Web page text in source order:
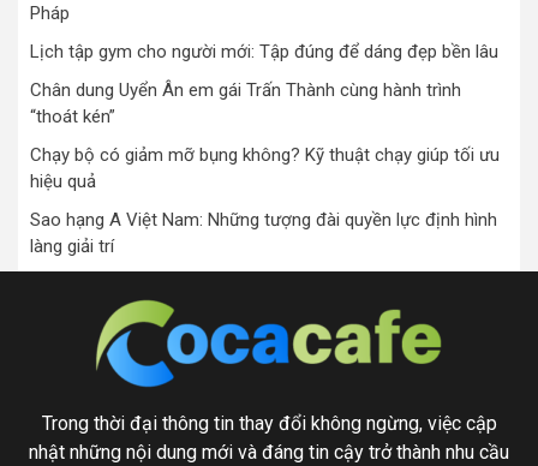
Pháp
Lịch tập gym cho người mới: Tập đúng để dáng đẹp bền lâu
Chân dung Uyển Ân em gái Trấn Thành cùng hành trình
“thoát kén”
Chạy bộ có giảm mỡ bụng không? Kỹ thuật chạy giúp tối ưu
hiệu quả
Sao hạng A Việt Nam: Những tượng đài quyền lực định hình
làng giải trí
Trong thời đại thông tin thay đổi không ngừng, việc cập
nhật những nội dung mới và đáng tin cậy trở thành nhu cầu